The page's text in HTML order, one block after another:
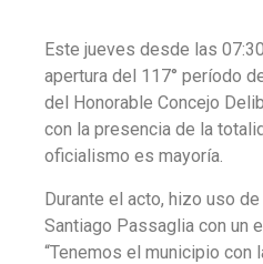
Este jueves desde las
apertura del 117° período
del Honorable Concejo
con la presencia de la
oficialismo es mayoría.
Durante el acto, hizo uso
Santiago Passaglia con un
“Tenemos el municipio con